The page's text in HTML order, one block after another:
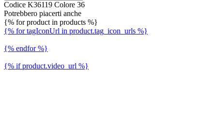
Codice K36119 Colore 36
Potrebbero piacerti anche
{% for product in products %}
{% for tagIconUrl in product.tag_icon_urls %}
{% endfor %}
{% if product.video_url %}